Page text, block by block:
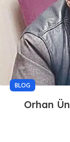
BLOG
Orhan